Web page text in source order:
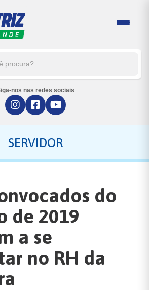
nos nas redes sociais
SERVIDOR
do
de 2019
a se
no RH da